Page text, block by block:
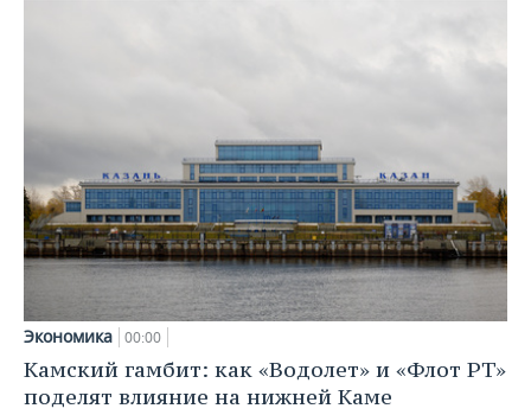
Экономика 00:00
Камский гамбит: как «Водолет» и «Флот РТ»
поделят влияние на нижней Каме